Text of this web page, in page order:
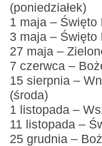
(poniedziałek)
1 maja – Święto
3 maja – Święto
27 maja –
7 czerwca –
15 sierpnia –
(środa)
1 listopada –
11 listopada –
25 grudnia –